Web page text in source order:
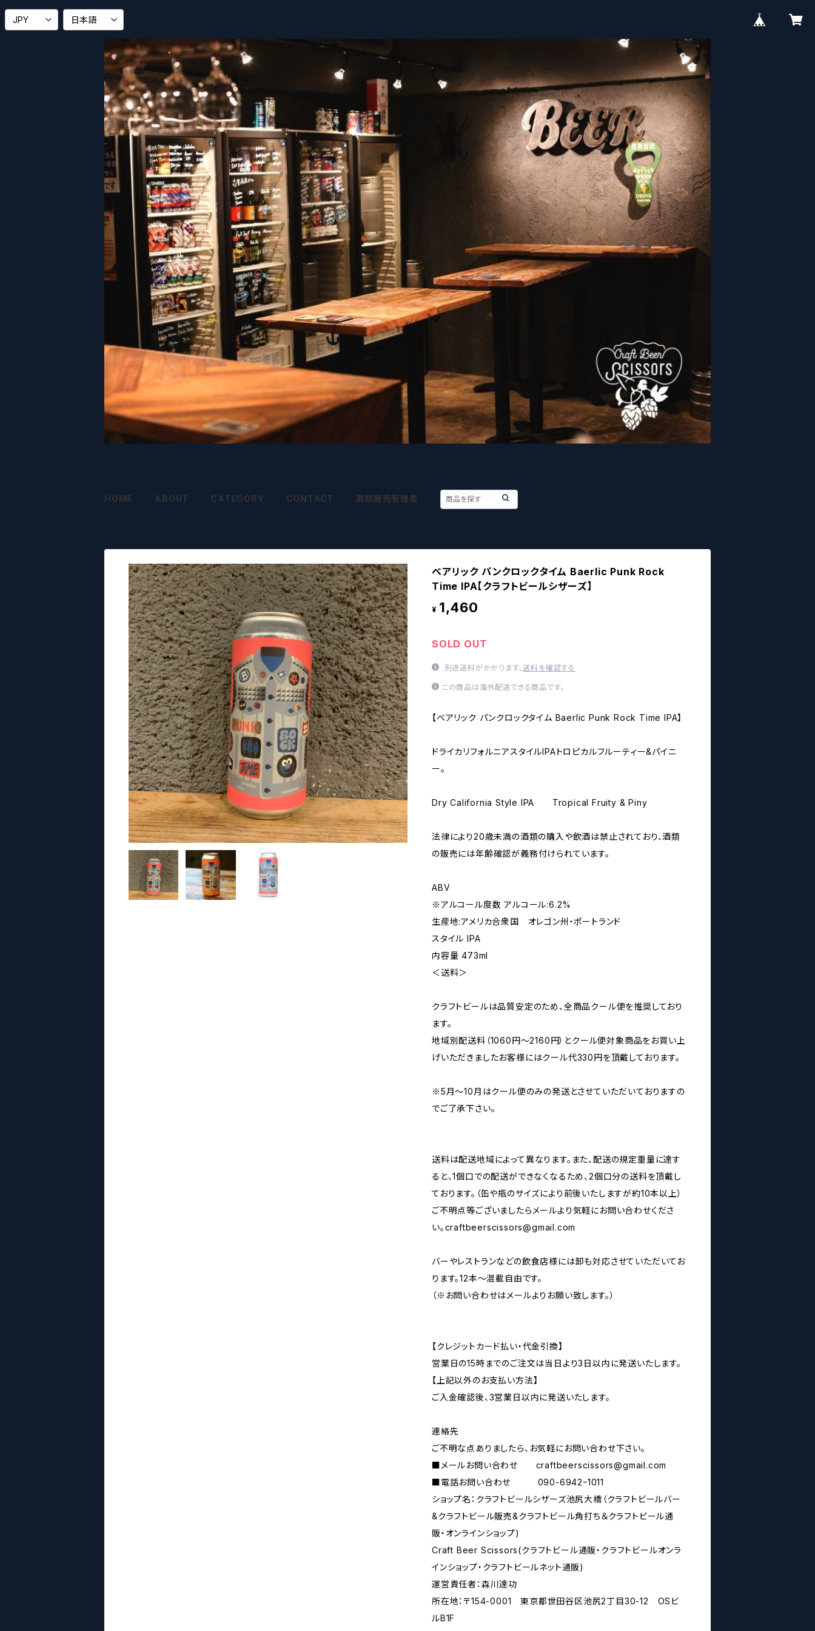
HOME ABOUT CATEGORY CONTACT 酒類販売管理者
べアリック パンクロックタイム Baerlic Punk Rock
Time IPA【クラフトビールシザーズ】
¥ 1,460
SOLD OUT
別途送料がかかります。送料を確認する
この商品は海外配送できる商品です。
【べアリック パンクロックタイム Baerlic Punk Rock Time IPA】
ドライカリフォルニアスタイルIPAトロピカルフルーティー&パイニ
ー。
Dry California Style IPA Tropical Fruity & Piny
法律により20歳未満の酒類の購入や飲酒は禁止されており、酒類
の販売には年齢確認が義務付けられています。
ABV
※アルコール度数 アルコール:6.2%
生産地:アメリカ合衆国 オレゴン州・ポートランド
スタイル IPA
内容量 473ml
＜送料＞
クラフトビールは品質安定のため、全商品クール便を推奨しており
ます。
地域別配送料（1060円～2160円）とクール便対象商品をお買い上
げいただきましたお客様にはクール代330円を頂戴しております。
※5月～10月はクール便のみの発送とさせていただいておりますの
でご了承下さい。
送料は配送地域によって異なります。また、配送の規定重量に達す
ると、1個口での配送ができなくなるため、2個口分の送料を頂戴し
ております。（缶や瓶のサイズにより前後いたしますが約10本以上）
ご不明点等ございましたらメールより気軽にお問い合わせくださ
い。craftbeerscissors@gmail.com
バーやレストランなどの飲食店様には卸も対応させていただいてお
ります。12本～混載自由です。
（※お問い合わせはメールよりお願い致します。）
【クレジットカード払い・代金引換】
営業日の15時までのご注文は当日より3日以内に発送いたします。
【上記以外のお支払い方法】
ご入金確認後、3営業日以内に発送いたします。
連絡先
ご不明な点ありましたら、お気軽にお問い合わせ下さい。
■メールお問い合わせ craftbeerscissors@gmail.com
■電話お問い合わせ 090-6942ｰ1011
ショップ名：クラフトビールシザーズ池尻大橋（クラフトビールバー
&クラフトビール販売&クラフトビール角打ち＆クラフトビール通
販・オンラインショップ)
Craft Beer Scissors(クラフトビール通販・クラフトビールオンラ
インショップ・クラフトビールネット通販)
運営責任者：森川達功
所在地：〒154-0001 東京都世田谷区池尻2丁目30-12 OSビ
ルB1F